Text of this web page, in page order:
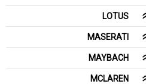
LOTUS
MASERATI
MAYBACH
MCLAREN